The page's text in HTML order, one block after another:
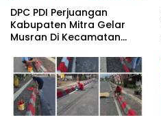
DPC PDI Perjuangan
Kabupaten Mitra Gelar
Musran Di Kecamatan